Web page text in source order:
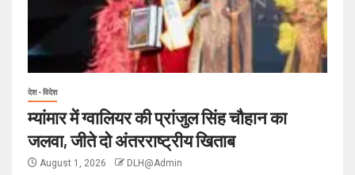
देश - विदेश
म्यांमार में ग्वालियर की प्रांजुल सिंह चौहान का
जलवा, जीते दो अंतरराष्ट्रीय खिताब
August 1, 2026 DLH@Admin